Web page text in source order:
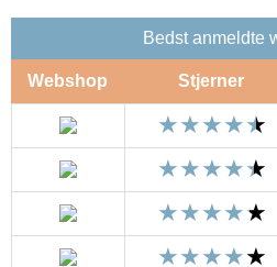
Bedst anmeldte
Webshop Stjerner